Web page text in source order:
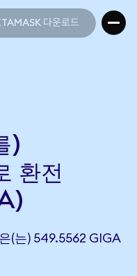
다운로드
)
환전
(는) 549.5562 GIGA